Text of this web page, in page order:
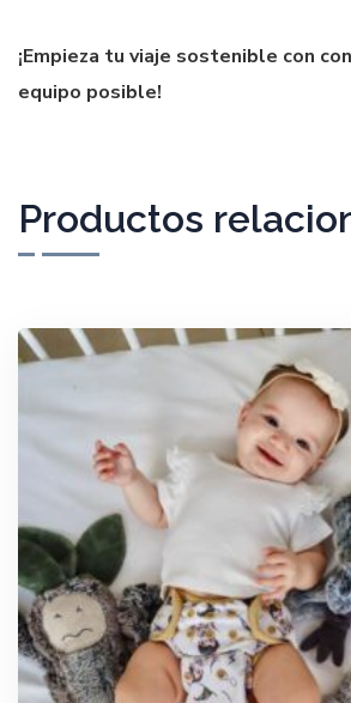
¡Empieza tu viaje sostenible con
equipo posible!
Productos